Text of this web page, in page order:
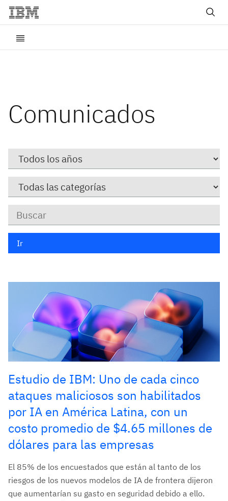
Comunicados
Ir
Estudio de IBM: Uno de cada cinco
ataques maliciosos son habilitados
por IA en América Latina, con un
costo promedio de $4.65 millones de
dólares para las empresas
El 85% de los encuestados que están al tanto de los
riesgos de los nuevos modelos de IA de frontera dijeron
que aumentarían su gasto en seguridad debido a ello.